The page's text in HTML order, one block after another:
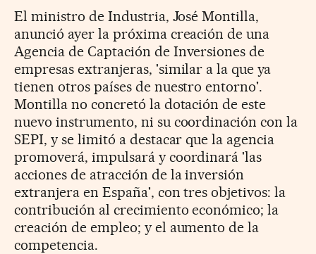
El ministro de Industria, José Montilla,
anunció ayer la próxima creación de una
Agencia de Captación de Inversiones de
empresas extranjeras, 'similar a la que ya
tienen otros países de nuestro entorno'.
Montilla no concretó la dotación de este
nuevo instrumento, ni su coordinación con la
SEPI, y se limitó a destacar que la agencia
promoverá, impulsará y coordinará 'las
acciones de atracción de la inversión
extranjera en España', con tres objetivos: la
contribución al crecimiento económico; la
creación de empleo; y el aumento de la
competencia.